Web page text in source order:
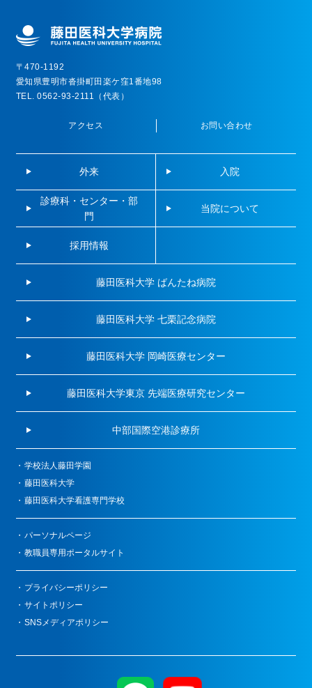
〒470-1192
愛知県豊明市沓掛町田楽ケ窪1番地98
TEL. 0562-93-2111（代表）
アクセス お問い合わせ
外来 入院
診療科・センター・部
門
当院について
採用情報
藤田医科大学 ばんたね病院
藤田医科大学 七栗記念病院
藤田医科大学 岡崎医療センター
藤田医科大学東京 先端医療研究センター
中部国際空港診療所
学校法人藤田学園
藤田医科大学
藤田医科大学看護専門学校
パーソナルページ
教職員専用ポータルサイト
プライバシーポリシー
サイトポリシー
SNSメディアポリシー